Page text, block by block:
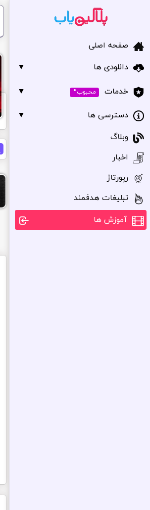
صفحه اصلی
دانلودی ها
▼
خدمات محبوب•
▼
دسترسی ها
▼
وبلاگ
اخبار
رپورتاژ
تبلیغات هدفمند
آموزش ها